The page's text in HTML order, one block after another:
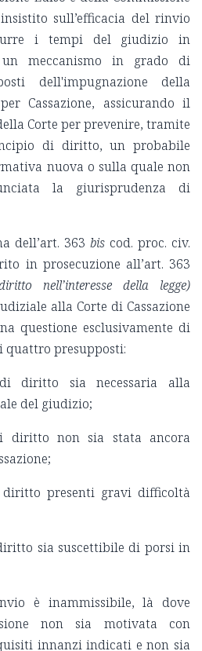
sull’efficacia del rinvio
i tempi del giudizio in
un meccanismo in grado di
dell'impugnazione della
Cassazione, assicurando il
Corte per prevenire, tramite
di diritto, un probabile
nuova o sulla quale non
la giurisprudenza di
dell’art. 363 bis cod. proc. civ.
in prosecuzione all’art. 363
nell’interesse della legge)
alla Corte di Cassazione
questione esclusivamente di
presupposti:
diritto sia necessaria alla
del giudizio;
diritto non sia stata ancora
presenti gravi difficoltà
sia suscettibile di porsi in
è inammissibile, là dove
non sia motivata con
innanzi indicati e non sia